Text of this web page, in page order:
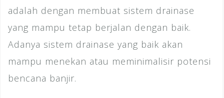
adalah dengan membuat sistem drainase
yang mampu tetap berjalan dengan baik.
Adanya sistem drainase yang baik akan
mampu menekan atau meminimalisir potensi
bencana banjir.